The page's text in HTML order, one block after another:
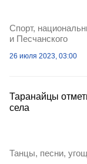
Спорт,
и Песчанского
26 июля 2023, 03:00
Таранайцы
села
Танцы, песни,